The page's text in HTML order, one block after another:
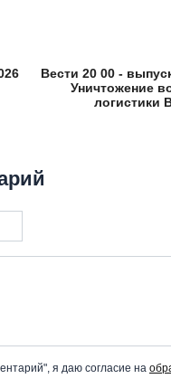
Вести 20 00 -
Уничтожение
логистики
я даю согласие на